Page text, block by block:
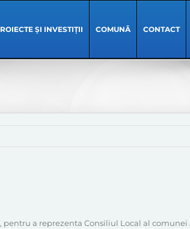
ȘI INVESTIȚII COMUNĂ CONTACT
a reprezenta Consiliul Local al comunei